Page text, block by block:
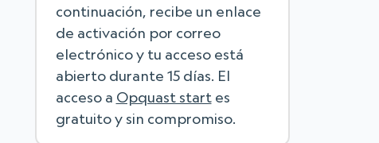
continuación, recibe un enlace
de activación por correo
electrónico y tu acceso está
abierto durante 15 días. El
acceso a Opquast startes
gratuito y sin compromiso.